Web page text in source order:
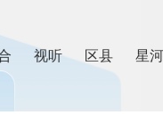
视听 区县 星河